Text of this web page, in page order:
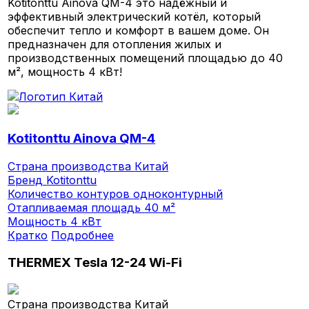
Kotitonttu Ainova QM-4 это надёжный и
эффективный электрический котёл, который
обеспечит тепло и комфорт в вашем доме. Он
предназначен для отопления жилых и
производственных помещений площадью до 40
м², мощность 4 кВт!
Kotitonttu Ainova QM-4
Страна производства Китай
Бренд Kotitonttu
Количество контуроводноконтурный
Отапливаемая площадь 40 м²
Мощность 4 кВт
Кратко Подробнее
THERMEX Tesla 12-24 Wi-Fi
Страна производства Китай